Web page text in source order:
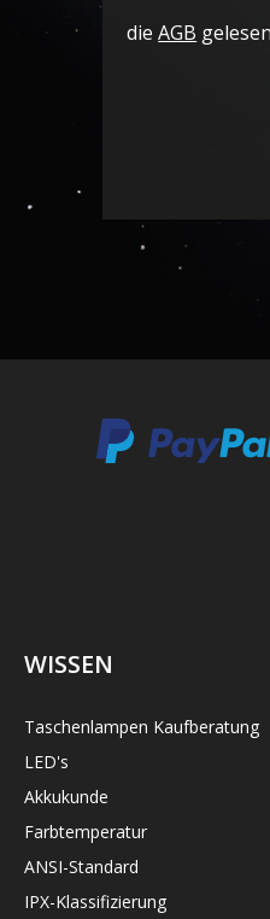
dieAGB
WISSEN
Taschenlampen Kaufberatung
LED's
Akkukunde
Farbtemperatur
ANSI-Standard
IPX-Klassifizierung